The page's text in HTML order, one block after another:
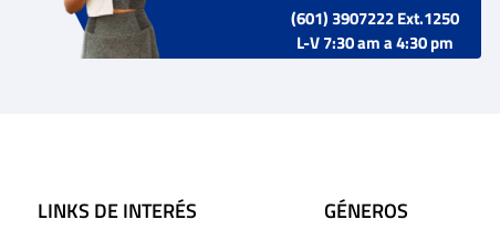
(601) 3907222 Ext.1250
L-V 7:30 am a 4:30 pm
LINKS DE INTERÉS GÉNEROS